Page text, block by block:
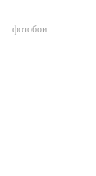
фотобои